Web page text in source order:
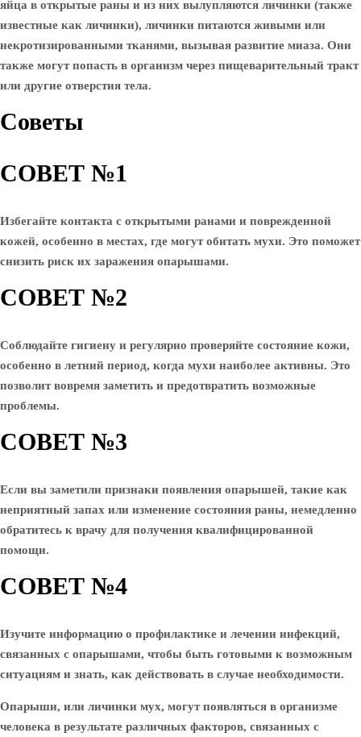
яйца в открытые раны и из них вылупляются личинки (также
известные как личинки), личинки питаются живыми или
некротизированными тканями, вызывая развитие миаза. Они
также могут попасть в организм через пищеварительный тракт
или другие отверстия тела.
Советы
СОВЕТ №1
Избегайте контакта с открытыми ранами и поврежденной
кожей, особенно в местах, где могут обитать мухи. Это поможет
снизить риск их заражения опарышами.
СОВЕТ №2
Соблюдайте гигиену и регулярно проверяйте состояние кожи,
особенно в летний период, когда мухи наиболее активны. Это
позволит вовремя заметить и предотвратить возможные
проблемы.
СОВЕТ №3
Если вы заметили признаки появления опарышей, такие как
неприятный запах или изменение состояния раны, немедленно
обратитесь к врачу для получения квалифицированной
помощи.
СОВЕТ №4
Изучите информацию о профилактике и лечении инфекций,
связанных с опарышами, чтобы быть готовыми к возможным
ситуациям и знать, как действовать в случае необходимости.
Опарыши, или личинки мух, могут появляться в организме
человека в результате различных факторов, связанных с